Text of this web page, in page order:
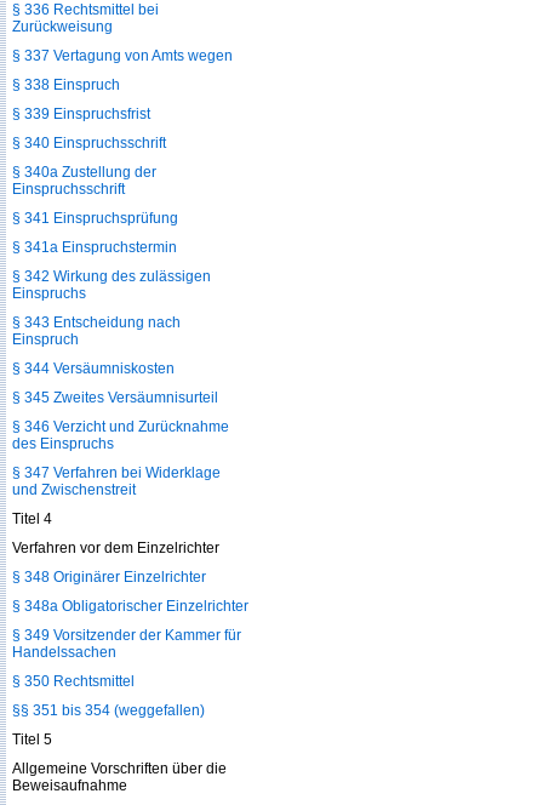
§ 336 Rechtsmittel bei
Zurückweisung
§ 337 Vertagung von Amts wegen
§ 338 Einspruch
§ 339 Einspruchsfrist
§ 340 Einspruchsschrift
§ 340a Zustellung der
Einspruchsschrift
§ 341 Einspruchsprüfung
§ 341a Einspruchstermin
§ 342 Wirkung des zulässigen
Einspruchs
§ 343 Entscheidung nach
Einspruch
§ 344 Versäumniskosten
§ 345 Zweites Versäumnisurteil
§ 346 Verzicht und Zurücknahme
des Einspruchs
§ 347 Verfahren bei Widerklage
und Zwischenstreit
Titel 4
Verfahren vor dem Einzelrichter
§ 348 Originärer Einzelrichter
§ 348a Obligatorischer Einzelrichter
§ 349 Vorsitzender der Kammer für
Handelssachen
§ 350 Rechtsmittel
§§ 351 bis 354 (weggefallen)
Titel 5
Allgemeine Vorschriften über die
Beweisaufnahme